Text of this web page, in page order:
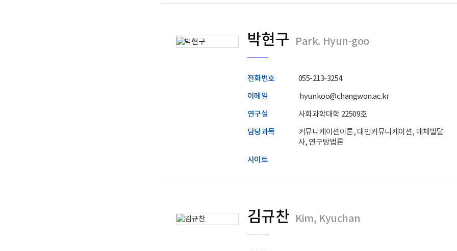
박현구 Park. Hyun-goo
전화번호 055-213-3254
이메일 hyunkoo@changwon.ac.kr
연구실 사회과학대학 22509호
담당과목
커뮤니케이션이론, 대인커뮤니케이션, 매체발달
사, 연구방법론
사이트
김규찬 Kim, Kyuchan